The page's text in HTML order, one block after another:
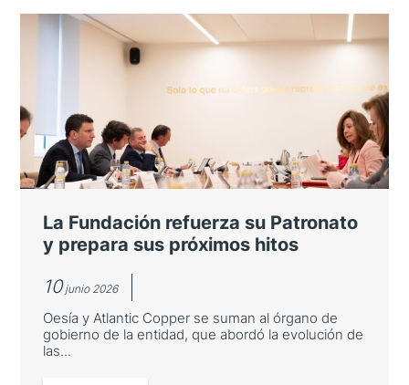
La Fundación refuerza su Patronato
y prepara sus próximos hitos
10junio 2026
Oesía y Atlantic Copper se suman al órgano de
gobierno de la entidad, que abordó la evolución de
las...